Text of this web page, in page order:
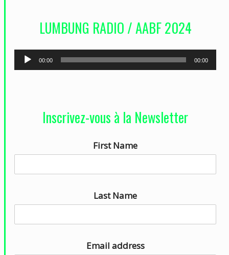
é
LUMBUNG RADIO / AABF 2024
L
e
e
r
d
o
00:00 00:00
Inscrivez-vous à la Newsletter
First Name
Last Name
Email address